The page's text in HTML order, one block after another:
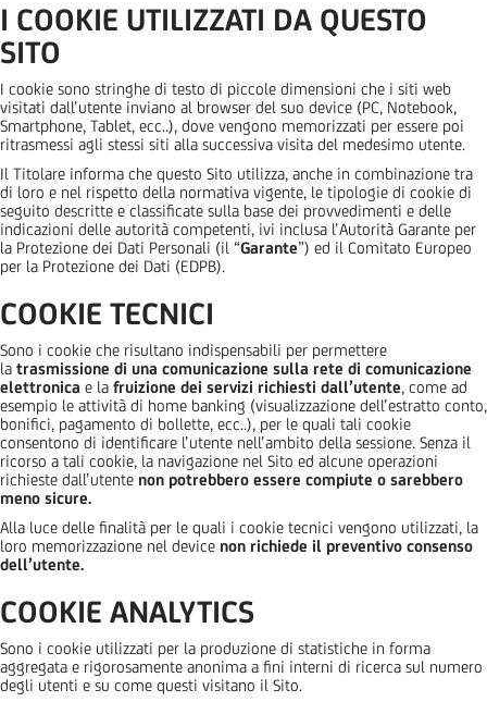
I COOKIE UTILIZZATI DA QUESTO
SITO
I cookie sono stringhe di testo di piccole dimensioni che i siti web
visitati dall’utente inviano al browser del suo device (PC, Notebook,
Smartphone, Tablet, ecc..), dove vengono memorizzati per essere poi
ritrasmessi agli stessi siti alla successiva visita del medesimo utente.
Il Titolare informa che questo Sito utilizza, anche in combinazione tra
di loro e nel rispetto della normativa vigente, le tipologie di cookie di
seguito descritte e classificate sulla base dei provvedimenti e delle
indicazioni delle autorità competenti, ivi inclusa l’Autorità Garante per
la Protezione dei Dati Personali (il “Garante”) ed il Comitato Europeo
per la Protezione dei Dati (EDPB).
COOKIE TECNICI
Sono i cookie che risultano indispensabili per permettere
la trasmissione di una comunicazione sulla rete di comunicazione
elettronica e la fruizione dei servizi richiesti dall’utente, come ad
esempio le attività di home banking (visualizzazione dell’estratto conto,
bonifici, pagamento di bollette, ecc..), per le quali tali cookie
consentono di identificare l’utente nell’ambito della sessione. Senza il
ricorso a tali cookie, la navigazione nel Sito ed alcune operazioni
richieste dall’utente non potrebbero essere compiute o sarebbero
meno sicure.
Alla luce delle finalità per le quali i cookie tecnici vengono utilizzati, la
loro memorizzazione nel device non richiede il preventivo consenso
dell’utente.
COOKIE ANALYTICS
Sono i cookie utilizzati per la produzione di statistiche in forma
aggregata e rigorosamente anonima a fini interni di ricerca sul numero
degli utenti e su come questi visitano il Sito.